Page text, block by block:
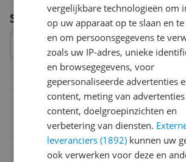
Specificaties
Materiaal &
Product lengte
Stuurklemmaat
Vraag 1 van 4
vergelijkbare technologieën om
op uw apparaat op te slaan en
en om persoonsgegevens te
zoals uw IP-adres, unieke
en browsegegevens, voor
gepersonaliseerde advertenties
content, meting van
content, doelgroepinzichten en
verbetering van diensten.
leveranciers (1892) kunnen uw
ook verwerken voor deze en